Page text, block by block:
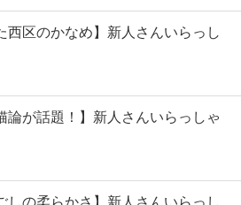
西区のかなめ】新人さんいらっし
論が話題！】新人さんいらっしゃ
しの柔らかさ】新人さんいらっし